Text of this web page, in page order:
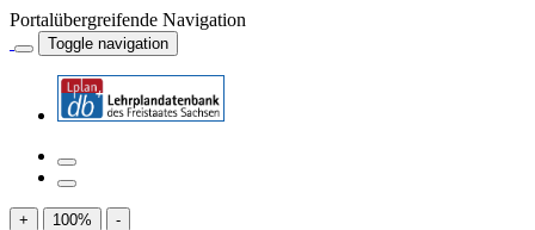
Portalübergreifende Navigation
Toggle navigation
+ 100% -